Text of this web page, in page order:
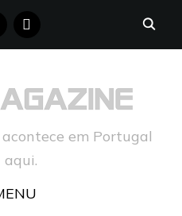
TUMBLR
em Portugal
aqui.